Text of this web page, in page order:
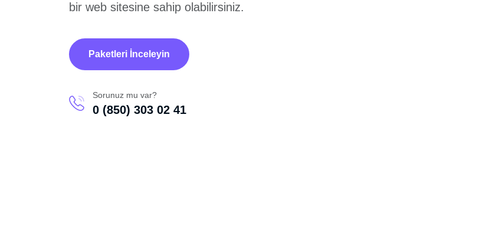
bir web sitesine sahip olabilirsiniz.
Paketleri İnceleyin
Sorunuz mu var?
0 (850) 303 02 41